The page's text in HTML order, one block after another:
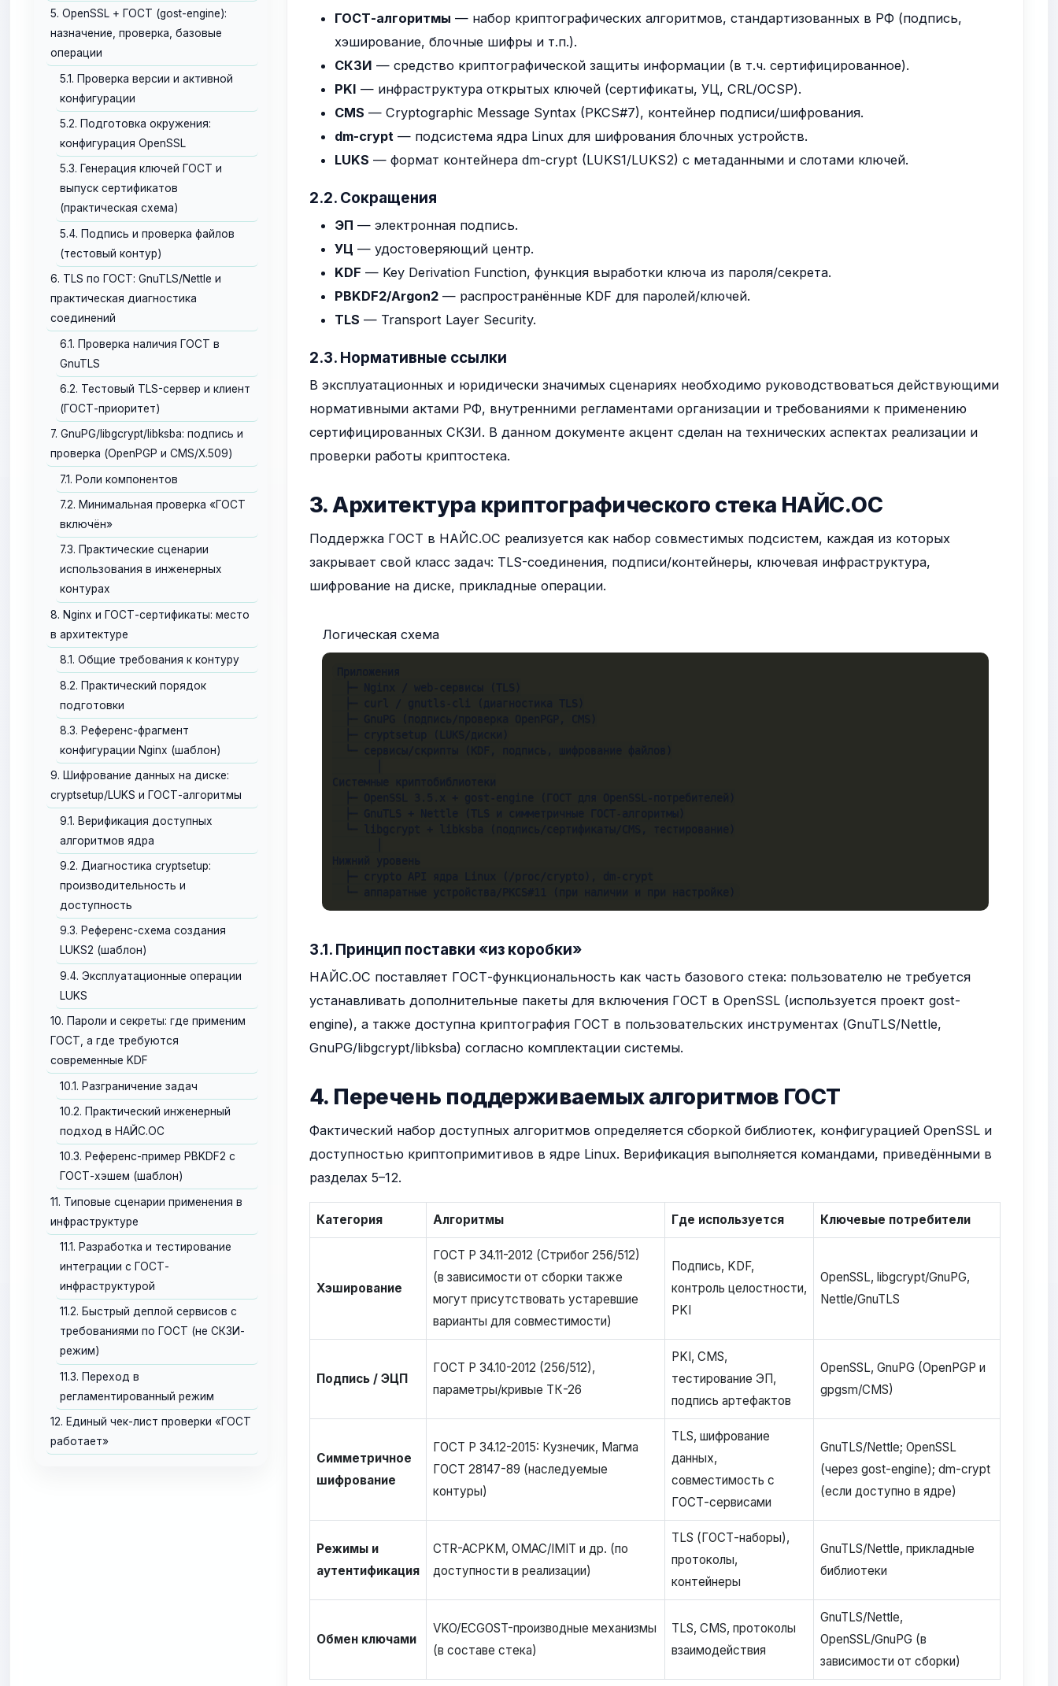
5. OpenSSL + ГОСТ (gost-engine):
назначение, проверка, базовые
операции
5.1. Проверка версии и активной
конфигурации
5.2. Подготовка окружения:
конфигурация OpenSSL
5.3. Генерация ключей ГОСТ и
выпуск сертификатов
(практическая схема)
5.4. Подпись и проверка файлов
(тестовый контур)
6. TLS по ГОСТ: GnuTLS/Nettle и
практическая диагностика
соединений
6.1. Проверка наличия ГОСТ в
GnuTLS
6.2. Тестовый TLS-сервер и клиент
(ГОСТ-приоритет)
7. GnuPG/libgcrypt/libksba: подпись и
проверка (OpenPGP и CMS/X.509)
7.1. Роли компонентов
7.2. Минимальная проверка «ГОСТ
включён»
7.3. Практические сценарии
использования в инженерных
контурах
8. Nginx и ГОСТ-сертификаты: место
в архитектуре
8.1. Общие требования к контуру
8.2. Практический порядок
подготовки
8.3. Референс-фрагмент
конфигурации Nginx (шаблон)
9. Шифрование данных на диске:
cryptsetup/LUKS и ГОСТ-алгоритмы
9.1. Верификация доступных
алгоритмов ядра
9.2. Диагностика cryptsetup:
производительность и
доступность
9.3. Референс-схема создания
LUKS2 (шаблон)
9.4. Эксплуатационные операции
LUKS
10. Пароли и секреты: где применим
ГОСТ, а где требуются
современные KDF
10.1. Разграничение задач
10.2. Практический инженерный
подход в НАЙС.ОС
10.3. Референс-пример PBKDF2 с
ГОСТ-хэшем (шаблон)
11. Типовые сценарии применения в
инфраструктуре
11.1. Разработка и тестирование
интеграции с ГОСТ-
инфраструктурой
11.2. Быстрый деплой сервисов с
требованиями по ГОСТ (не СКЗИ-
режим)
11.3. Переход в
регламентированный режим
12. Единый чек-лист проверки «ГОСТ
работает»
ГОСТ-алгоритмы — набор криптографических алгоритмов, стандартизованных в РФ (подпись,
хэширование, блочные шифры и т.п.).
СКЗИ — средство криптографической защиты информации (в т.ч. сертифицированное).
PKI — инфраструктура открытых ключей (сертификаты, УЦ, CRL/OCSP).
CMS — Cryptographic Message Syntax (PKCS#7), контейнер подписи/шифрования.
dm-crypt — подсистема ядра Linux для шифрования блочных устройств.
LUKS — формат контейнера dm-crypt (LUKS1/LUKS2) с метаданными и слотами ключей.
2.2. Сокращения
ЭП — электронная подпись.
УЦ — удостоверяющий центр.
KDF — Key Derivation Function, функция выработки ключа из пароля/секрета.
PBKDF2/Argon2— распространённые KDF для паролей/ключей.
TLS — Transport Layer Security.
2.3. Нормативные ссылки
В эксплуатационных и юридически значимых сценариях необходимо руководствоваться действующими
нормативными актами РФ, внутренними регламентами организации и требованиями к применению
сертифицированных СКЗИ. В данном документе акцент сделан на технических аспектах реализации и
проверки работы криптостека.
3. Архитектура криптографического стека НАЙС.ОС
Поддержка ГОСТ в НАЙС.ОС реализуется как набор совместимых подсистем, каждая из которых
закрывает свой класс задач: TLS-соединения, подписи/контейнеры, ключевая инфраструктура,
шифрование на диске, прикладные операции.
Логическая схема
3.1. Принцип поставки «из коробки»
НАЙС.ОС поставляет ГОСТ-функциональность как часть базового стека: пользователю не требуется
устанавливать дополнительные пакеты для включения ГОСТ в OpenSSL (используется проект gost-
engine), а также доступна криптография ГОСТ в пользовательских инструментах (GnuTLS/Nettle,
GnuPG/libgcrypt/libksba) согласно комплектации системы.
4. Перечень поддерживаемых алгоритмов ГОСТ
Фактический набор доступных алгоритмов определяется сборкой библиотек, конфигурацией OpenSSL и
доступностью криптопримитивов в ядре Linux. Верификация выполняется командами, приведёнными в
разделах 5–12.
Категория Алгоритмы Где используется Ключевые потребители
Хэширование
ГОСТ Р 34.11-2012 (Стрибог 256/512)
(в зависимости от сборки также
могут присутствовать устаревшие
варианты для совместимости)
Подпись, KDF,
контроль целостности,
PKI
OpenSSL, libgcrypt/GnuPG,
Nettle/GnuTLS
Подпись / ЭЦП
ГОСТ Р 34.10-2012 (256/512),
параметры/кривые ТК-26
PKI, CMS,
тестирование ЭП,
подпись артефактов
OpenSSL, GnuPG (OpenPGP и
gpgsm/CMS)
Симметричное
шифрование
ГОСТ Р 34.12-2015: Кузнечик, Магма
ГОСТ 28147-89 (наследуемые
контуры)
TLS, шифрование
данных,
совместимость с
ГОСТ-сервисами
GnuTLS/Nettle; OpenSSL
(через gost-engine); dm-crypt
(если доступно в ядре)
Режимы и
аутентификация
CTR-ACPKM, OMAC/IMIT и др. (по
доступности в реализации)
TLS (ГОСТ-наборы),
протоколы,
контейнеры
GnuTLS/Nettle, прикладные
библиотеки
Обмен ключами
VKO/ECGOST-производные механизмы
(в составе стека)
TLS, CMS, протоколы
взаимодействия
GnuTLS/Nettle,
OpenSSL/GnuPG (в
зависимости от сборки)